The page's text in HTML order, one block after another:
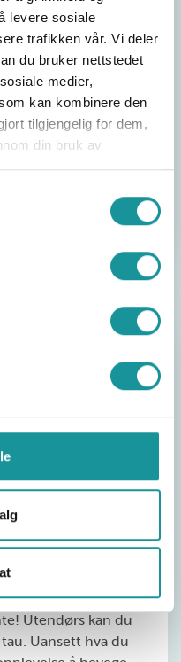
levere sosiale
trafikken vår. Vi deler
du bruker nettstedet
medier,
kan kombinere den
tilgjengelig for dem,
din bruk av
fall og når du skal
vår video omtrygg
et tau som du selv
i veggen) mens
her sikres tauet
på bakken.
selv, må du mestre
helt eget, det var jo
Utendørs kan du
Uansett hva du